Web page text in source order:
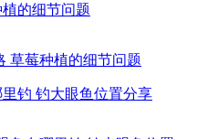
的细节问题
钓 钓大眼鱼位置分享